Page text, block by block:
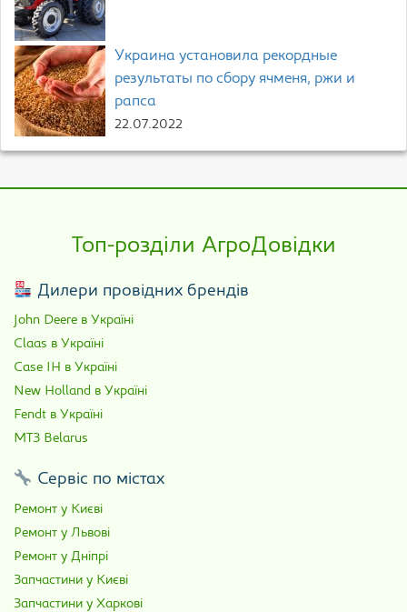
Украина установила рекордные
результаты по сбору ячменя, ржи и
рапса
22.07.2022
Топ-розділи АгроДовідки
Дилери провідних брендів
John Deere в Україні
Claas в Україні
Case IH в Україні
New Holland в Україні
Fendt в Україні
МТЗ Belarus
Сервіс по містах
Ремонт у Києві
Ремонт у Львові
Ремонт у Дніпрі
Запчастини у Києві
Запчастини у Харкові